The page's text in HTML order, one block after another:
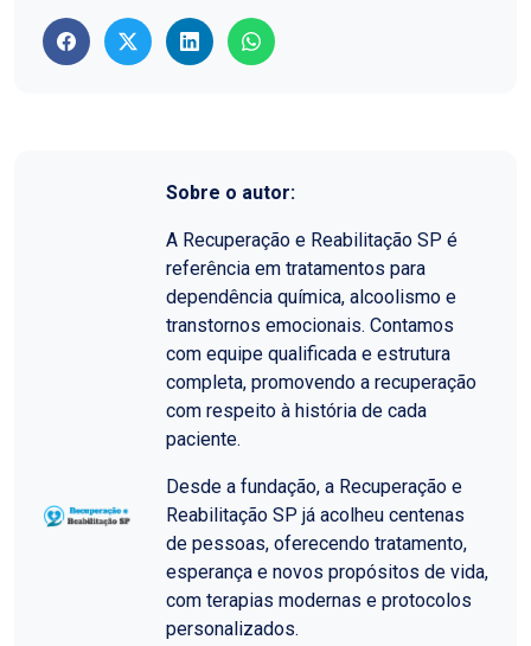
Sobre o autor:
A Recuperação e Reabilitação SP é
referência em tratamentos para
dependência química, alcoolismo e
transtornos emocionais. Contamos
com equipe qualificada e estrutura
completa, promovendo a recuperação
com respeito à história de cada
paciente.
Desde a fundação, a Recuperação e
Reabilitação SP já acolheu centenas
de pessoas, oferecendo tratamento,
esperança e novos propósitos de vida,
com terapias modernas e protocolos
personalizados.